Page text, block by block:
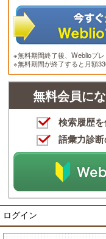
※無料期間終了後、Weblioプ
※無料期間が終了すると月額
無料会員に
検索履歴を
語彙力診断
ログイン